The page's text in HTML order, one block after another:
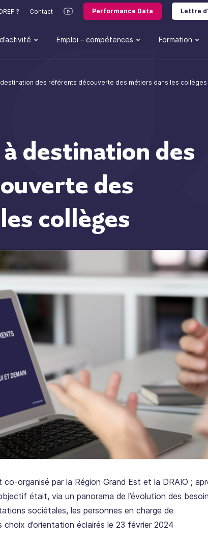
? Contact Performance Data Lettre
Emploi – compétences Formation
destination des référents découverte des métiers dans les collèges
destination des
des
collèges
co-organisé par la Région Grand Est et la DRAIO ;
était, via un panorama de l’évolution des
sociétales, les personnes en charge de
choix d’orientation éclairés le 23 février 2024